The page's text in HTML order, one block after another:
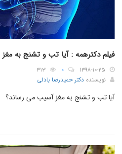
فیلم دکترهمه : آیا تب و تشنج به
۱۳۹۸-۱۰-۲۵ ۰
۳۱۳
نویسنده دکتر حمیدرضا بادلی
آیا تب و تشنج به مغز آسیب می رساند؟